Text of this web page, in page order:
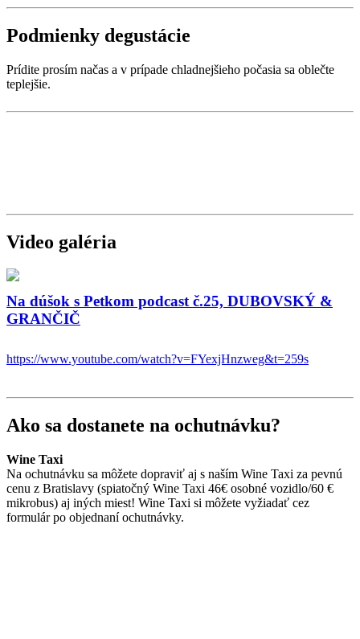
Podmienky degustácie
Prídite prosím načas a v prípade chladnejšieho počasia sa oblečte
teplejšie.
Video galéria
Na dúšok s Petkom podcast č.25, DUBOVSKÝ &
GRANČIČ
https://www.youtube.com/watch?v=FYexjHnzweg&t=259s
Ako sa dostanete na ochutnávku?
Wine Taxi
Na ochutnávku sa môžete dopraviť aj s naším Wine Taxi za pevnú
cenu z Bratislavy (spiatočný Wine Taxi 46€ osobné vozidlo/60 €
mikrobus) aj iných miest! Wine Taxi si môžete vyžiadať cez
formulár po objednaní ochutnávky.